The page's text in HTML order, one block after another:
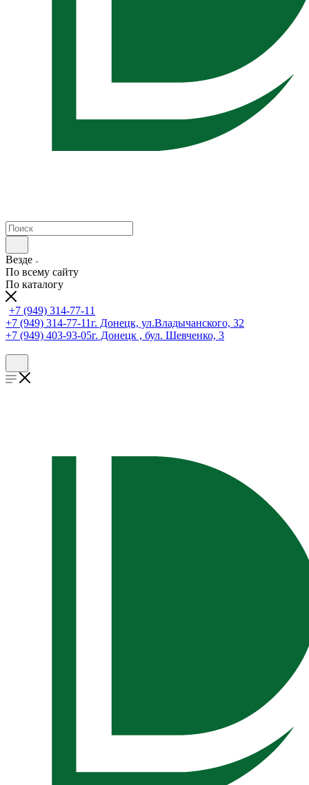
Везде
По всему сайту
По каталогу
+7 (949) 314-77-11
+7 (949) 314-77-11г. Донецк, ул.Владычанского, 32
+7 (949) 403-93-05г. Донецк , бул. Шевченко, 3